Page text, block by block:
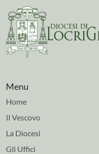
Menu
Home
Il Vescovo
La Diocesi
Gli Uffici